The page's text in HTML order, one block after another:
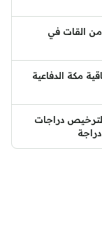
141 كيلوغراماً من القات في
مكة الدفاعية
موعدًا نهائيًا لترخيص دراجات